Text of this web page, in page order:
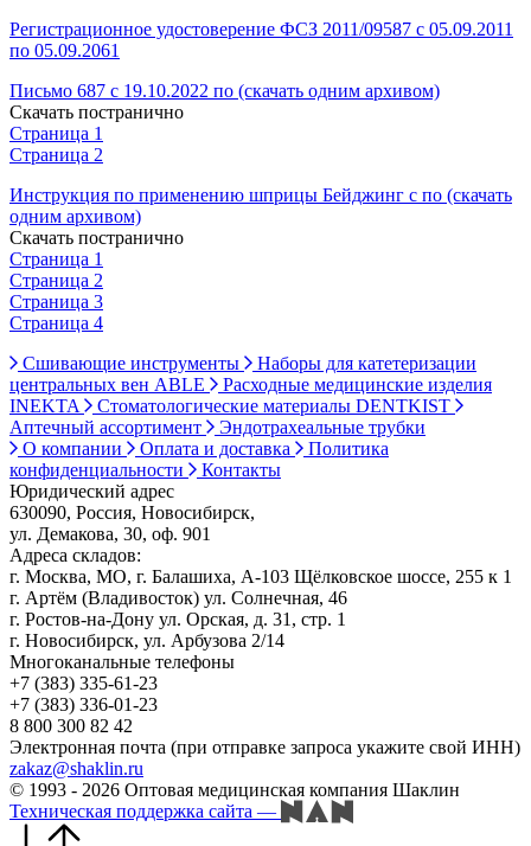
Регистрационное удостоверение ФСЗ 2011/09587 с 05.09.2011
по 05.09.2061
Письмо 687 с 19.10.2022 по (скачать одним архивом)
Скачать постранично
Страница 1
Страница 2
Инструкция по применению шприцы Бейджинг с по (скачать
одним архивом)
Скачать постранично
Страница 1
Страница 2
Страница 3
Страница 4
Сшивающие инструменты
Наборы для катетеризации
центральных вен ABLE
Расходные медицинские изделия
INEKTA
Стоматологические материалы DENTKIST
Аптечный ассортимент
Эндотрахеальные трубки
О компании
Оплата и доставка
Политика
конфиденциальности
Контакты
Юридический адрес
630090, Россия, Новосибирск,
ул. Демакова, 30, оф. 901
Адреса складов:
г. Москва, МО, г. Балашиха, А-103 Щёлковское шоссе, 255 к 1
г. Артём (Владивосток) ул. Солнечная, 46
г. Ростов-на-Дону ул. Орская, д. 31, стр. 1
г. Новосибирск, ул. Арбузова 2/14
Многоканальные телефоны
+7 (383) 335-61-23
+7 (383) 336-01-23
8 800 300 82 42
Электронная почта (при отправке запроса укажите свой ИНН)
zakaz@shaklin.ru
© 1993 - 2026 Оптовая медицинская компания Шаклин
Техническая поддержка сайта —